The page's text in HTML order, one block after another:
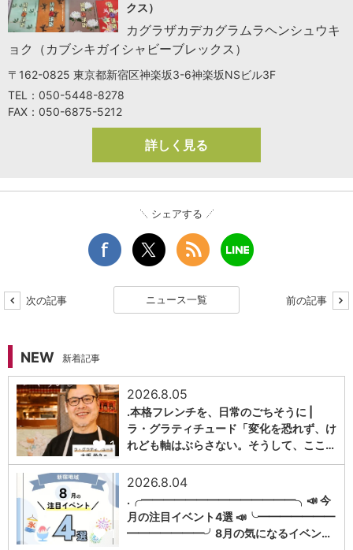
クス）
カグラザカデカグラムラヘンシュウキ
ョク（カブシキガイシャビーブレックス）
〒162-0825 東京都新宿区神楽坂3-6神楽坂NSビル3F
TEL：050-5448-8278
FAX：050-6875-5212
詳しく見る
シェアする
次の記事 ニュース一覧 前の記事
NEW 新着記事
1
2026.8.05
.本格フレンチを、日常のごちそうに |
ラ・グラティチュード「変化を恐れず、け
れども軸はぶらさない。そうして、ここ…
1
2026.8.04
.╭━━━━━━━━━━━━━━╮📣 今
月の注目イベント4選 📣╰━━━━━━━
━━━━━━━╯8月の気になるイベン…